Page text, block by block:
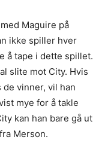
Maguire på
ikke spiller hver
å tape i dette spillet.
slite mot City. Hvis
de vinner, vil han
mye for å takle
kan han bare gå ut
Merson.